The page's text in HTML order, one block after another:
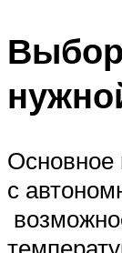
Основное
с